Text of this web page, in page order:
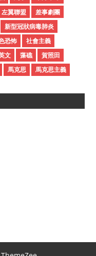
左翼聯盟
差事劇團
新型冠狀病毒肺炎
恐怖
社會主義
文 藻礁
賀照田
馬克思 馬克思主義